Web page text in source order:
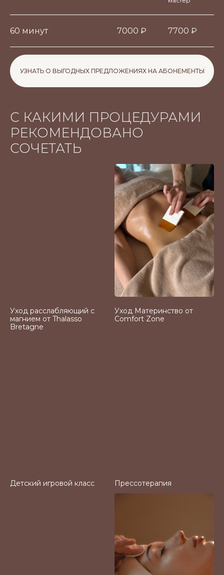
60 минут 7000 ₽ 7700 ₽
УЗНАТЬ О ВЫГОДНЫХ ПРЕДЛОЖЕНИЯХ НА АБОНЕМЕНТЫ
С КАКИМИ ПРОЦЕДУРАМИ
РЕКОМЕНДОВАНО
СОЧЕТАТЬ
Уход расслабляющий с
магнием от Thalasso
Bretagne
Уход Материнство от
Comfort Zone
Детский игровой класс Прессотерапия